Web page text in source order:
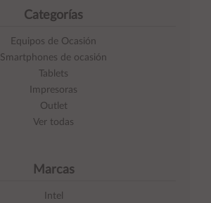
Categorías
Equipos de Ocasión
Smartphones de ocasión
Tablets
Impresoras
Outlet
Ver todas
Marcas
Intel